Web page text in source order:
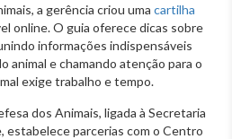
a gerência criou uma cartilha
online. O guia oferece dicas sobre
informações indispensáveis
animal e chamando atenção para o
exige trabalho e tempo.
dos Animais, ligada à Secretaria
estabelece parcerias com o Centro